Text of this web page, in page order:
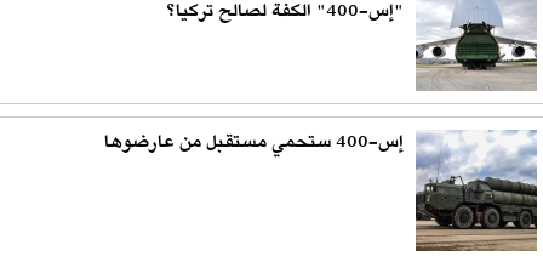
"إس-400" الكفة لصالح تركيا؟
إس-400 ستحمي مستقبل من عارضوها